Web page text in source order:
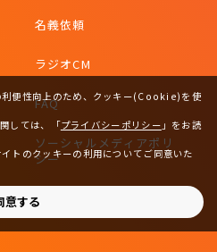
名義依頼
ラジオCM
FAQ
ソーシャルメディアポリ
シー
利便性向上のため、クッキー(Cookie)を使
ては、
「プライバシーポリシー 」をお読
トのクッキーの利用についてご同意いた
意する